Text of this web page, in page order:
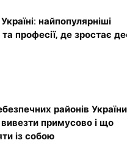
найпопулярніші
та професії, де зростає
районів
примусово і що
із собою